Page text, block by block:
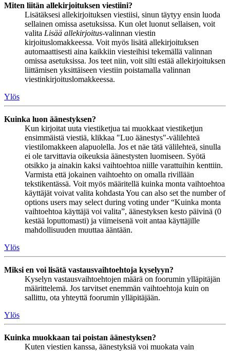
Miten liitän allekirjoituksen viestiini?
Lisätäksesi allekirjoituksen viestiisi, sinun täytyy ensin luoda
sellainen omissa asetuksissa. Kun olet luonut sellaisen, voit
valita Lisää allekirjoitus-valinnan viestin
kirjoituslomakkeessa. Voit myös lisätä allekirjoituksen
automaattisesti aina kaikkiin viesteihisi tekemällä valinnan
omissa asetuksissa. Jos teet niin, voit silti estää allekirjoituksen
liittämisen yksittäiseen viestiin poistamalla valinnan
viestinkirjoituslomakkeessa.
Ylös
Kuinka luon äänestyksen?
Kun kirjoitat uuta viestiketjua tai muokkaat viestiketjun
ensimmäistä viestiä, klikkaa "Luo äänestys"-välilehteä
viestilomakkeen alapuolella. Jos et näe tätä välilehteä, sinulla
ei ole tarvittavia oikeuksia äänestysten luomiseen. Syötä
otsikko ja ainakin kaksi vaihtoehtoa niille varattuihin kenttiin.
Varmista että jokainen vaihtoehto on omalla rivillään
tekstikentässä. Voit myös määritellä kuinka monta vaihtoehtoa
käyttäjät voivat valita kohdasta You can also set the number of
options users may select during voting under “Kuinka monta
vaihtoehtoa käyttäjä voi valita”, äänestyksen kesto päivinä (0
kestää loputtomasti) ja viimeisenä voit antaa käyttäjille
mahdollisuuden muuttaa ääntään.
Ylös
Miksi en voi lisätä vastausvaihtoehtoja kyselyyn?
Kyselyn vastausvaihtoehtojen määrä on foorumin ylläpitäjän
määrittelemä. Jos tarvitset enemmän vaihtoehtoja kuin on
sallittu, ota yhteyttä foorumin ylläpitäjään.
Ylös
Kuinka muokkaan tai poistan äänestyksen?
Kuten viestien kanssa, äänestyksiä voi muokata vain